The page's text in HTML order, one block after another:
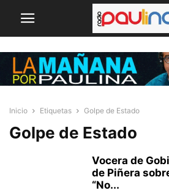
Inicio Etiquetas Golpe de Estado
Golpe de Estado
Vocera de
de Piñera
“No...